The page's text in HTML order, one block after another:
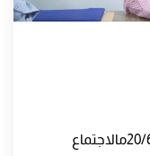
عقد ظهر يوم الاثنين الموافق 20/6/2022مالاجتماع